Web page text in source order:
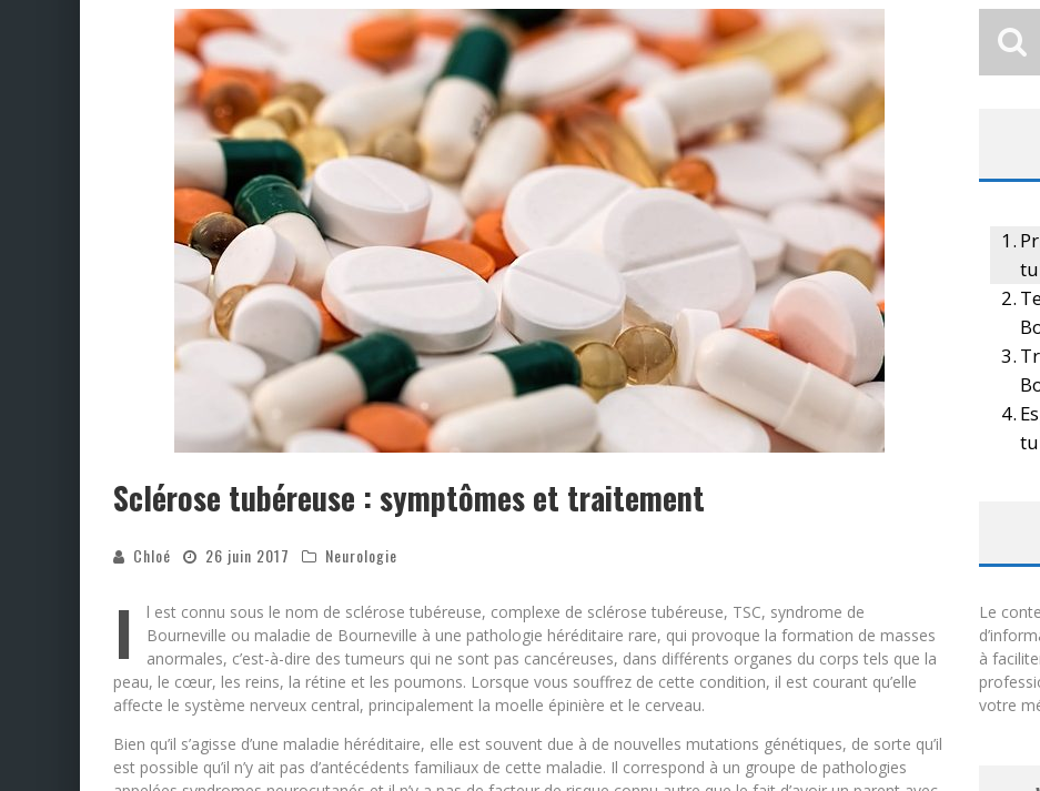
Sclérose tubéreuse : symptômes et traitement
Chloé 26 juin 2017 Neurologie
I
l est connu sous le nom de sclérose tubéreuse, complexe de sclérose tubéreuse, TSC, syndrome de
Bourneville ou maladie de Bourneville à une pathologie héréditaire rare, qui provoque la formation de masses
anormales, c’est-à-dire des tumeurs qui ne sont pas cancéreuses, dans différents organes du corps tels que la
peau, le cœur, les reins, la rétine et les poumons. Lorsque vous souffrez de cette condition, il est courant qu’elle
affecte le système nerveux central, principalement la moelle épinière et le cerveau.
Bien qu’il s’agisse d’une maladie héréditaire, elle est souvent due à de nouvelles mutations génétiques, de sorte qu’il
est possible qu’il n’y ait pas d’antécédents familiaux de cette maladie. Il correspond à un groupe de pathologies
Le
à
votre